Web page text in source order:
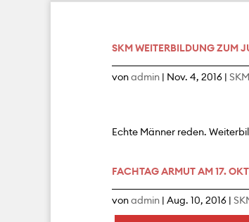
SKM WEITERBILDUNG ZUM
von admin Nov. 4, 2016
Echte Männer reden.
FACHTAG ARMUT AM 17.
von admin Aug. 10, 2016